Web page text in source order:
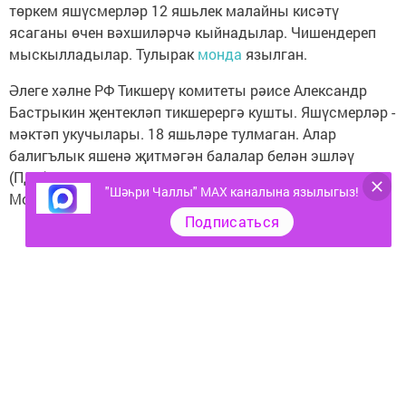
төркем яшүсмерләр 12 яшьлек малайны кисәтү
ясаганы өчен вәхшиләрчә кыйнадылар. Чишендереп
мыскылладылар. Тулырак монда язылган.
Әлеге хәлне РФ Тикшерү комитеты рәисе Александр
Бастрыкин җентекләп тикшерергә кушты. Яшүсмерләр -
мәктәп укучылары. 18 яшьләре тулмаган. Алар
балигълык яшенә җитмәгән балалар белән эшләү
(ПДН) белгечләре күзәтчелеге астында булачак.
Моннан тыш, махсус мәктәпкә күчерелергә мөмкин.
"Шәһри Чаллы" MAX каналына язылыгыз!
Подписаться